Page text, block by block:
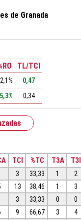
de Granada
TL/TCI
0,47
0,34
TCI %TC T3A T3I
3 33,33 1
2
13 38,46 1
3
3 33,33 0
0
9 66,67 3
4